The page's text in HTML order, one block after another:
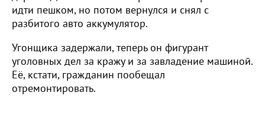
идти пешком, но потом вернулся и снял с
разбитого авто аккумулятор.
Угонщика задержали, теперь он фигурант
уголовных дел за кражу и за завладение машиной.
Её, кстати, гражданин пообещал
отремонтировать.